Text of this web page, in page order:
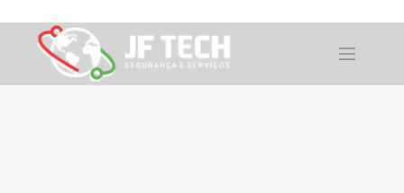
para
conteúdo